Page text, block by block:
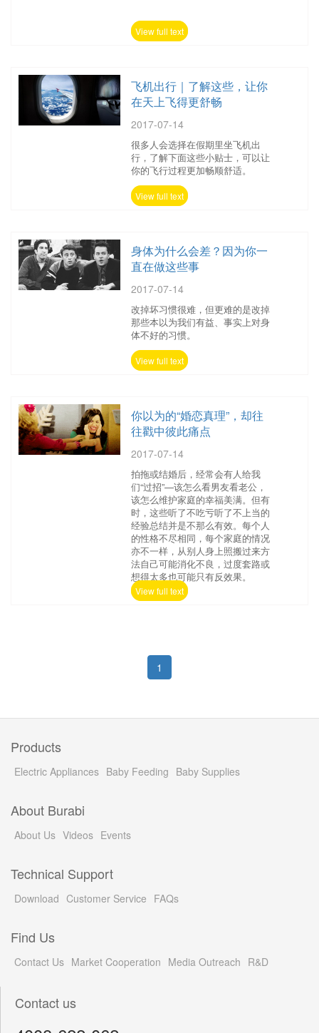
View full text
飞机出行｜了解这些，让你
在天上飞得更舒畅
2017-07-14
很多人会选择在假期里坐飞机出
行，了解下面这些小贴士，可以让
你的飞行过程更加畅顺舒适。
View full text
身体为什么会差？因为你一
直在做这些事
2017-07-14
改掉坏习惯很难，但更难的是改掉
那些本以为我们有益、事实上对身
体不好的习惯。
View full text
你以为的“婚恋真理”，却往
往戳中彼此痛点
2017-07-14
拍拖或结婚后，经常会有人给我
们“过招”—该怎么看男友看老公，
该怎么维护家庭的幸福美满。但有
时，这些听了不吃亏听了不上当的
经验总结并是不那么有效。每个人
的性格不尽相同，每个家庭的情况
亦不一样，从别人身上照搬过来方
法自己可能消化不良，过度套路或
想得太多也可能只有反效果。
View full text
1
Products
Electric Appliances Baby Feeding Baby Supplies
About Burabi
About Us Videos Events
Technical Support
Download Customer Service FAQs
Find Us
Contact Us Market Cooperation Media Outreach R&D
Contact us